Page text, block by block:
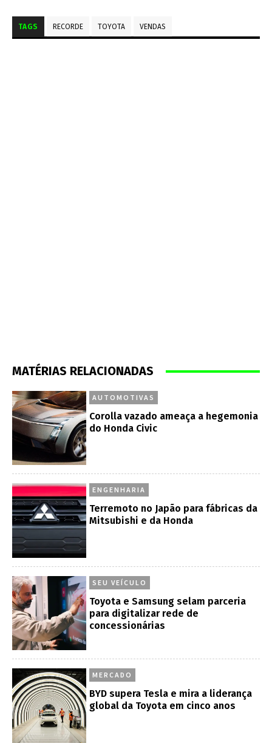
TAGS RECORDE TOYOTA VENDAS
MATÉRIAS RELACIONADAS
AUTOMOTIVAS
Corolla vazado ameaça a hegemonia
do Honda Civic
ENGENHARIA
Terremoto no Japão para fábricas da
Mitsubishi e da Honda
SEU VEÍCULO
Toyota e Samsung selam parceria
para digitalizar rede de
concessionárias
MERCADO
BYD supera Tesla e mira a liderança
global da Toyota em cinco anos